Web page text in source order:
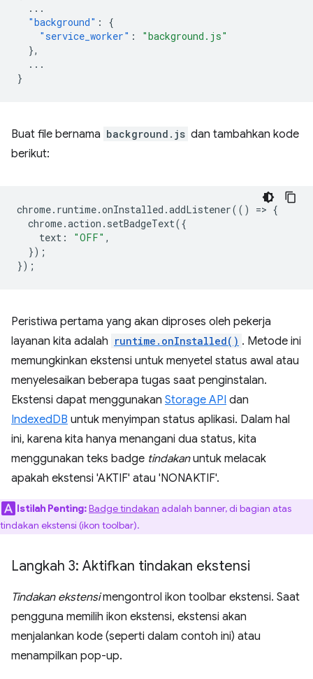
...
"background" :
{
"service_worker" :
"background.js"
},
...
}
Buat file bernama background.js dan tambahkan kode
berikut:
chrome. runtime.onInstalled .addListener(() => {
chrome.action . setBadgeText({
text : "OFF" ,
});
});
Peristiwa pertama yang akan diproses oleh pekerja
layanan kita adalah runtime.onInstalled() . Metode ini
memungkinkan ekstensi untuk menyetel status awal atau
menyelesaikan beberapa tugas saat penginstalan.
Ekstensi dapat menggunakan Storage API dan
IndexedDB untuk menyimpan status aplikasi. Dalam hal
ini, karena kita hanya menangani dua status, kita
menggunakan teks badge tindakanuntuk melacak
apakah ekstensi 'AKTIF' atau 'NONAKTIF'.
Istilah Penting:Badge tindakan adalah banner, di bagian atas
tindakan ekstensi (ikon toolbar).
Langkah 3: Aktifkan tindakan ekstensi
Tindakan ekstensimengontrol ikon toolbar ekstensi. Saat
pengguna memilih ikon ekstensi, ekstensi akan
menjalankan kode (seperti dalam contoh ini) atau
menampilkan pop-up.